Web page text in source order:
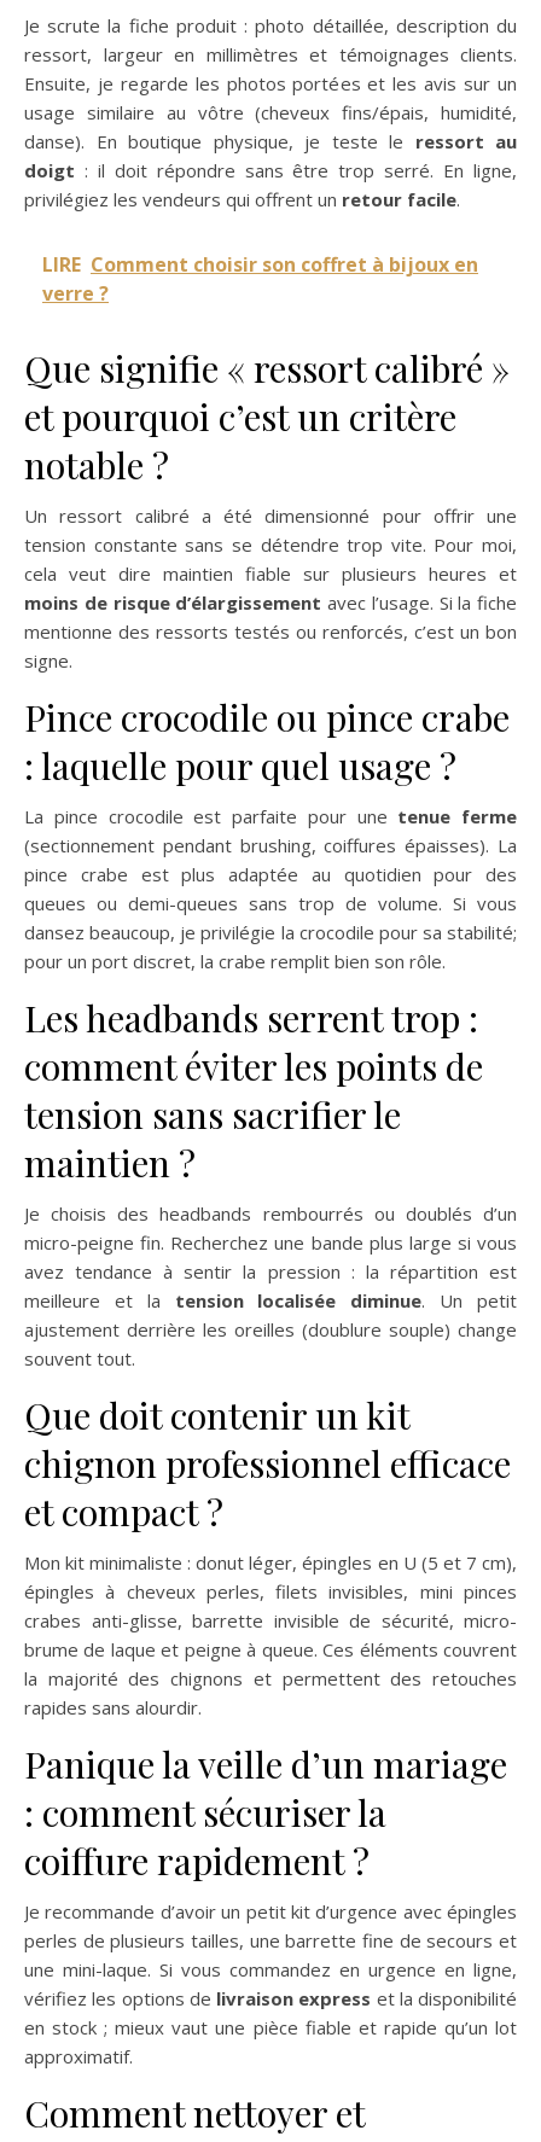
Je scrute la fiche produit : photo détaillée, description du
ressort, largeur en millimètres et témoignages clients.
Ensuite, je regarde les photos portées et les avis sur un
usage similaire au vôtre (cheveux fins/épais, humidité,
danse). En boutique physique, je teste le ressort au
doigt : il doit répondre sans être trop serré. En ligne,
privilégiez les vendeurs qui offrent un retour facile.
LIRE Comment choisir son coffret à bijoux en
verre ?
Que signifie « ressort calibré »
et pourquoi c’est un critère
notable ?
Un ressort calibré a été dimensionné pour offrir une
tension constante sans se détendre trop vite. Pour moi,
cela veut dire maintien fiable sur plusieurs heures et
moins de risque d’élargissement avec l’usage. Si la fiche
mentionne des ressorts testés ou renforcés, c’est un bon
signe.
Pince crocodile ou pince crabe
: laquelle pour quel usage ?
La pince crocodile est parfaite pour une tenue ferme
(sectionnement pendant brushing, coiffures épaisses). La
pince crabe est plus adaptée au quotidien pour des
queues ou demi-queues sans trop de volume. Si vous
dansez beaucoup, je privilégie la crocodile pour sa stabilité;
pour un port discret, la crabe remplit bien son rôle.
Les headbands serrent trop :
comment éviter les points de
tension sans sacrifier le
maintien ?
Je choisis des headbands rembourrés ou doublés d’un
micro-peigne fin. Recherchez une bande plus large si vous
avez tendance à sentir la pression : la répartition est
meilleure et la tension localisée diminue. Un petit
ajustement derrière les oreilles (doublure souple) change
souvent tout.
Que doit contenir un kit
chignon professionnel efficace
et compact ?
Mon kit minimaliste : donut léger, épingles en U (5 et 7 cm),
épingles à cheveux perles, filets invisibles, mini pinces
crabes anti-glisse, barrette invisible de sécurité, micro-
brume de laque et peigne à queue. Ces éléments couvrent
la majorité des chignons et permettent des retouches
rapides sans alourdir.
Panique la veille d’un mariage
: comment sécuriser la
coiffure rapidement ?
Je recommande d’avoir un petit kit d’urgence avec épingles
perles de plusieurs tailles, une barrette fine de secours et
une mini-laque. Si vous commandez en urgence en ligne,
vérifiez les options de livraison express et la disponibilité
en stock ; mieux vaut une pièce fiable et rapide qu’un lot
approximatif.
Comment nettoyer et